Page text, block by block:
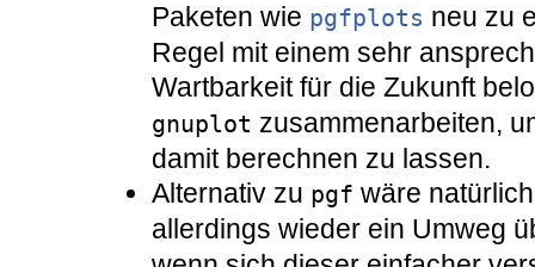
Paketen wie pgfplots neu zu
Regel mit einem sehr
Wartbarkeit für die Zukunft
gnuplot zusammenarbeiten,
damit berechnen zu lassen.
Alternativ zu pgf wäre
allerdings wieder ein Umweg